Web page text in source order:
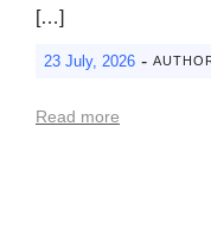
[…]
23 July, 2026 -
Read more